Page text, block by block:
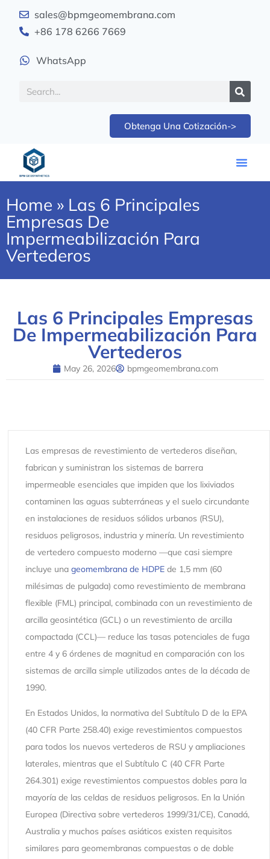
sales@bpmgeomembrana.com
+86 178 6266 7669
WhatsApp
Obtenga Una Cotización->
Home » Las 6 Principales
Empresas De
Impermeabilización Para
Vertederos
Las 6 Principales Empresas
De Impermeabilización Para
Vertederos
May 26, 2026 bpmgeomembrana.com
Las empresas de revestimiento de vertederos diseñan,
fabrican y suministran los sistemas de barrera
impermeable esenciales que impiden que los lixiviados
contaminen las aguas subterráneas y el suelo circundante
en instalaciones de residuos sólidos urbanos (RSU),
residuos peligrosos, industria y minería. Un revestimiento
de vertedero compuesto moderno —que casi siempre
incluye una geomembrana de HDPEde 1,5 mm (60
milésimas de pulgada) como revestimiento de membrana
flexible (FML) principal, combinada con un revestimiento de
arcilla geosintética (GCL) o un revestimiento de arcilla
compactada (CCL)— reduce las tasas potenciales de fuga
entre 4 y 6 órdenes de magnitud en comparación con los
sistemas de arcilla simple utilizados antes de la década de
1990.
En Estados Unidos, la normativa del Subtítulo D de la EPA
(40 CFR Parte 258.40) exige revestimientos compuestos
para todos los nuevos vertederos de RSU y ampliaciones
laterales, mientras que el Subtítulo C (40 CFR Parte
264.301) exige revestimientos compuestos dobles para la
mayoría de las celdas de residuos peligrosos. En la Unión
Europea (Directiva sobre vertederos 1999/31/CE), Canadá,
Australia y muchos países asiáticos existen requisitos
similares para geomembranas compuestas o de doble